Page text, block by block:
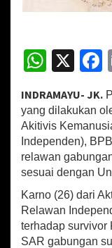
n
r
b
n
e
n
g
g
e
a
m
S
u
W
at
sA
p
p
X
ce
INDRAMAYU- JK.
yang dilakukan
Akitivis
Independen),
relawan
sesuai dengan
Karno (26) dari
Relawan
terhadap survivor
SAR gabungan